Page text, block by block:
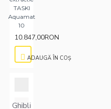
TASKI
Aquamat
10
10.847,00RON
ADAUGĂ ÎN COŞ
Ghibli